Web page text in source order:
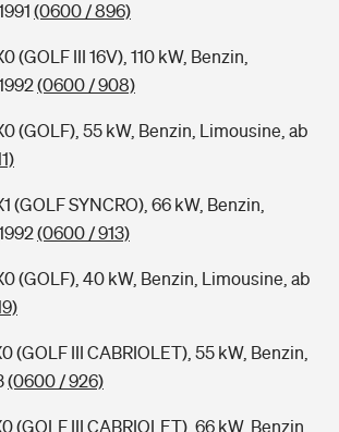
(0600 / 896)
(GOLF III 16V), 110 kW, Benzin,
(0600 / 908)
(GOLF), 55 kW, Benzin, Limousine, ab
(GOLF SYNCRO), 66 kW, Benzin,
(0600 / 913)
(GOLF), 40 kW, Benzin, Limousine, ab
(GOLF III CABRIOLET), 55 kW, Benzin,
(0600 / 926)
(GOLF III CABRIOLET), 66 kW, Benzin,